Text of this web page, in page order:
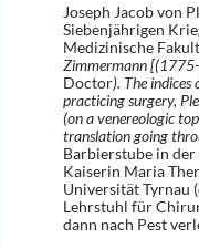
Joseph Jacob von
Siebenjährigen
Medizinische
Zimmermann
Doctor). The
practicing surgery,
(on a venereologic
translation going
Barbierstube in
Kaiserin Maria
Universität Tyrnau
Lehrstuhl für
dann nach Pest